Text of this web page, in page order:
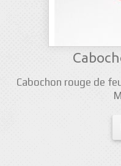
Cabochon rouge de